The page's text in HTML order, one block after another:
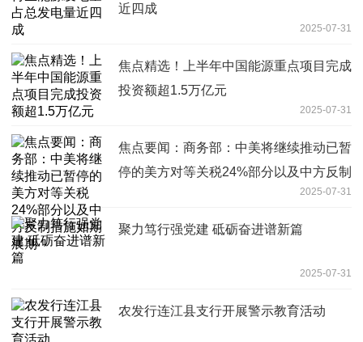
近四成
2025-07-31
焦点精选！上半年中国能源重点项目完成
投资额超1.5万亿元
2025-07-31
焦点要闻：商务部：中美将继续推动已暂
停的美方对等关税24%部分以及中方反制
2025-07-31
聚力笃行强党建 砥砺奋进谱新篇
2025-07-31
农发行连江县支行开展警示教育活动